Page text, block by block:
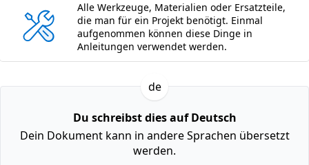
Alle Werkzeuge, Materialien oder Ersatzteile,
die man für ein Projekt benötigt. Einmal
aufgenommen können diese Dinge in
Anleitungen verwendet werden.
de
Du schreibst dies auf Deutsch
Dein Dokument kann in andere Sprachen übersetzt
werden.